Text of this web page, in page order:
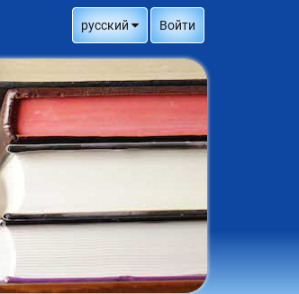
русский Войти